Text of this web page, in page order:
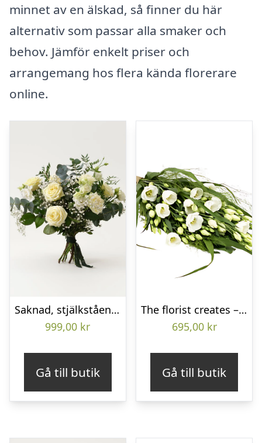
minnet av en älskad, så finner du här
alternativ som passar alla smaker och
behov. Jämför enkelt priser och
arrangemang hos flera kända florerare
online.
Saknad, stjälkstående bukett
999,00 kr
Gå till butik
The florist creates – Funeral bouquet
695,00 kr
Gå till butik